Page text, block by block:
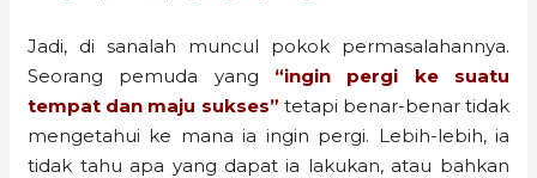
Jadi, di sanalah muncul pokok permasalahannya.
Seorang pemuda yang “ingin pergi ke suatu
tempat dan maju sukses” tetapi benar-benar tidak
mengetahui ke mana ia ingin pergi. Lebih-lebih, ia
tidak tahu apa yang dapat ia lakukan, atau bahkan